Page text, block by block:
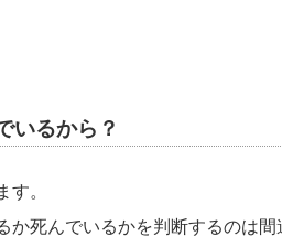
いるから？
。
か死んでいるかを判断するのは間